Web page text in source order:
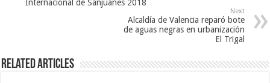
Internacional de Sanjuanes 2018
Next
Alcaldía de Valencia reparó bote
de aguas negras en urbanización
El Trigal
Related Articles